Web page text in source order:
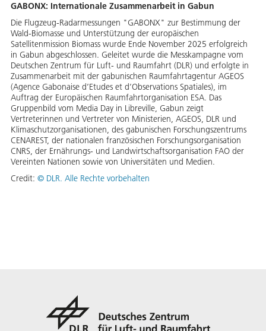
GABONX: Internationale Zusammenarbeit in Gabun
Die Flugzeug-Radarmessungen "GABONX" zur Bestimmung der
Wald-Biomasse und Unterstützung der europäischen
Satellitenmission Biomass wurde Ende November 2025 erfolgreich
in Gabun abgeschlossen. Geleitet wurde die Messkampagne vom
Deutschen Zentrum für Luft- und Raumfahrt (DLR) und erfolgte in
Zusammenarbeit mit der gabunischen Raumfahrtagentur AGEOS
(Agence Gabonaise d’Etudes et d’Observations Spatiales), im
Auftrag der Europäischen Raumfahrtorganisation ESA. Das
Gruppenbild vom Media Day in Libreville, Gabun zeigt
Vertreterinnen und Vertreter von Ministerien, AGEOS, DLR und
Klimaschutzorganisationen, des gabunischen Forschungszentrums
CENAREST, der nationalen französischen Forschungsorganisation
CNRS, der Ernährungs- und Landwirtschaftsorganisation FAO der
Vereinten Nationen sowie von Universitäten und Medien.
Credit: © DLR. Alle Rechte vorbehalten